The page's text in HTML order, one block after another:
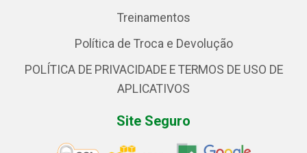
Treinamentos
Política de Troca e Devolução
POLÍTICA DE PRIVACIDADE E TERMOS DE USO DE
APLICATIVOS
Site Seguro